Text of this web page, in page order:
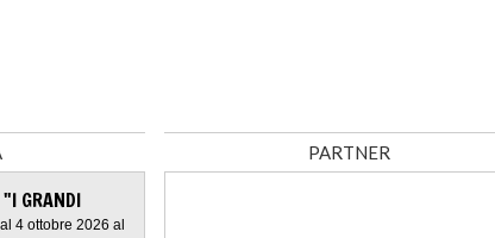
GRANDI
4 ottobre 2026 al
PARTNER